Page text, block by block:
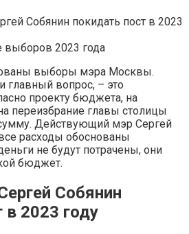
Собянин покидать пост в 2023
выборов 2023 года
выборы мэра Москвы.
главный вопрос, – это
проекту бюджета, на
переизбрание главы столицы
Действующий мэр Сергей
расходы обоснованы
не будут потрачены, они
бюджет.
Собянин
в 2023 году